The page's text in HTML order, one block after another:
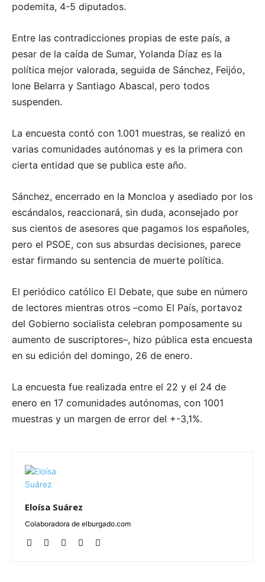
podemita, 4-5 diputados.
Entre las contradicciones propias de este país, a
pesar de la caída de Sumar, Yolanda Díaz es la
política mejor valorada, seguida de Sánchez, Feijóo,
Ione Belarra y Santiago Abascal, pero todos
suspenden.
La encuesta contó con 1.001 muestras, se realizó en
varias comunidades autónomas y es la primera con
cierta entidad que se publica este año.
Sánchez, encerrado en la Moncloa y asediado por los
escándalos, reaccionará, sin duda, aconsejado por
sus cientos de asesores que pagamos los españoles,
pero el PSOE, con sus absurdas decisiones, parece
estar firmando su sentencia de muerte política.
El periódico católico El Debate, que sube en número
de lectores mientras otros –como El País, portavoz
del Gobierno socialista celebran pomposamente su
aumento de suscriptores–, hizo pública esta encuesta
en su edición del domingo, 26 de enero.
La encuesta fue realizada entre el 22 y el 24 de
enero en 17 comunidades autónomas, con 1001
muestras y un margen de error del +-3,1%.
Eloísa Suárez
Colaboradora de elburgado.com